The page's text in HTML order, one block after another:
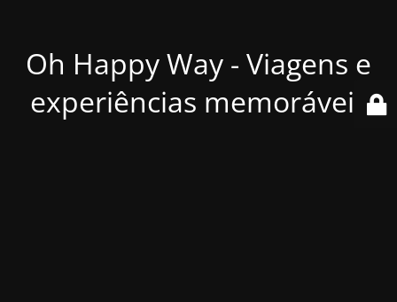
Oh Happy Way - Viagens e
experiências memoráveis